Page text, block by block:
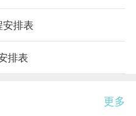
排表
排表
更多